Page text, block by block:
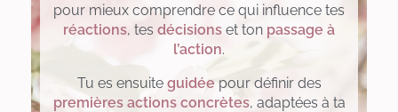
pour mieux comprendre ce qui influence tes
réactions, tes décisions et ton passage à
l’action.
Tu es ensuite guidée pour définir des
premières actions concrètes, adaptées à ta